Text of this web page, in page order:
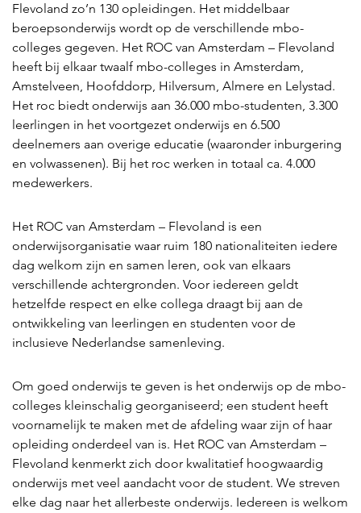
Flevoland zo’n 130 opleidingen. Het middelbaar
beroepsonderwijs wordt op de verschillende mbo-
colleges gegeven. Het ROC van Amsterdam – Flevoland
heeft bij elkaar twaalf mbo-colleges in Amsterdam,
Amstelveen, Hoofddorp, Hilversum, Almere en Lelystad.
Het roc biedt onderwijs aan 36.000 mbo-studenten, 3.300
leerlingen in het voortgezet onderwijs en 6.500
deelnemers aan overige educatie (waaronder inburgering
en volwassenen). Bij het roc werken in totaal ca. 4.000
medewerkers.
Het ROC van Amsterdam – Flevoland is een
onderwijsorganisatie waar ruim 180 nationaliteiten iedere
dag welkom zijn en samen leren, ook van elkaars
verschillende achtergronden. Voor iedereen geldt
hetzelfde respect en elke collega draagt bij aan de
ontwikkeling van leerlingen en studenten voor de
inclusieve Nederlandse samenleving.
Om goed onderwijs te geven is het onderwijs op de mbo-
colleges kleinschalig georganiseerd; een student heeft
voornamelijk te maken met de afdeling waar zijn of haar
opleiding onderdeel van is. Het ROC van Amsterdam –
Flevoland kenmerkt zich door kwalitatief hoogwaardig
onderwijs met veel aandacht voor de student. We streven
elke dag naar het allerbeste onderwijs. Iedereen is welkom